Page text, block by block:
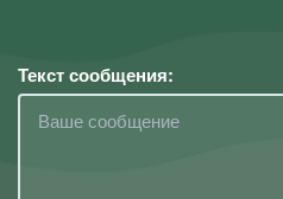
Текст сообщения: